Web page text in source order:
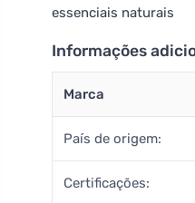
essenciais naturais
Informações
Marca
País de origem:
Certificações: